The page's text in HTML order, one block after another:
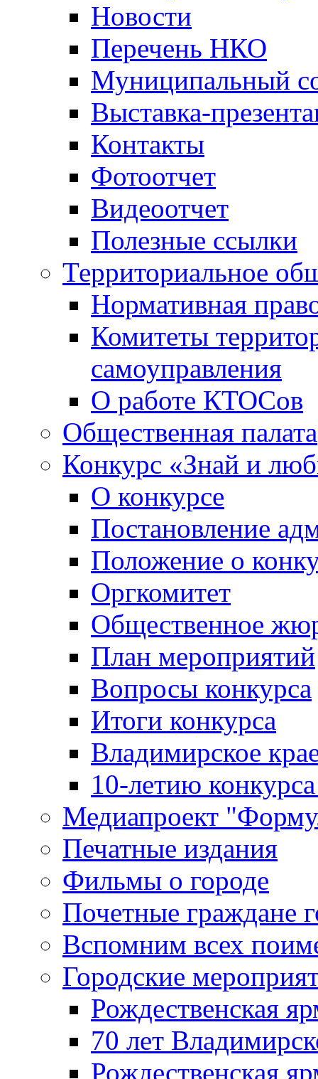
Новости
Перечень НКО
Муниципальный
Выставка-
Контакты
Фотоотчет
Видеоотчет
Полезные ссылки
Территориальное
Нормативная
Комитеты
самоуправления
О работе КТОСов
Общественная палата
Конкурс «Знай и
О конкурсе
Постановление
Положение о
Оргкомитет
Общественное
План мероприятий
Вопросы конкурса
Итоги конкурса
Владимирское
10-летию
Медиапроект
Печатные издания
Фильмы о городе
Почетные граждане
Вспомним всех
Городские
Рождественская
70 лет
Рождественская